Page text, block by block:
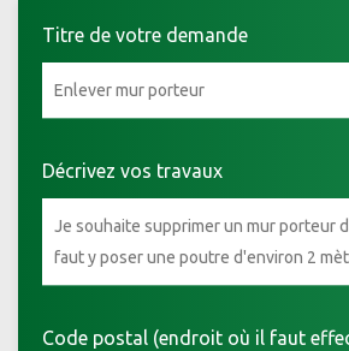
Titre de votre demande
Décrivez vos travaux
Code postal (endroit où il faut